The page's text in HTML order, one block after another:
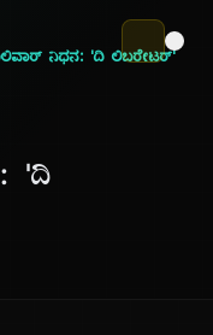
ನಿಧನ: 'ದಿ ಲಿಬರೇಟರ್'
'ದಿ